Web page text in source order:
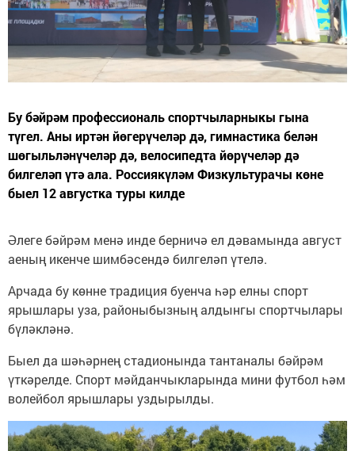
Бу бәйрәм профессиональ спортчыларныкы гына
түгел. Аны иртән йөгерүчеләр дә, гимнастика белән
шөгыльләнүчеләр дә, велосипедта йөрүчеләр дә
билгеләп үтә ала. Россиякүләм Физкультурачы көне
быел 12 августка туры килде
Әлеге бәйрәм менә инде берничә ел дәвамында август
аеның икенче шимбәсендә билгеләп үтелә.
Арчада бу көнне традиция буенча һәр елны спорт
ярышлары уза, районыбызның алдынгы спортчылары
бүләкләнә.
Быел да шәһәрнең стадионында тантаналы бәйрәм
үткәрелде. Спорт мәйданчыкларында мини футбол һәм
волейбол ярышлары уздырылды.